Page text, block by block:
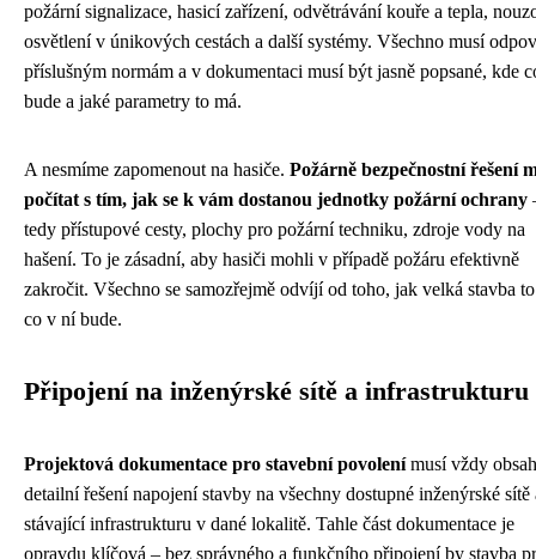
požární signalizace, hasicí zařízení, odvětrávání kouře a tepla,
osvětlení v únikových cestách a další systémy. Všechno musí
příslušným normám a v dokumentaci musí být jasně popsané, kde
bude a jaké parametry to má.
A nesmíme zapomenout na hasiče. Požárně bezpečnostní řešení
počítat s tím, jak se k vám dostanou jednotky požární ochrany
tedy přístupové cesty, plochy pro požární techniku, zdroje vody na
hašení. To je zásadní, aby hasiči mohli v případě požáru efektivně
zakročit. Všechno se samozřejmě odvíjí od toho, jak velká stavba
co v ní bude.
Připojení na inženýrské sítě a infrastrukturu
Projektová dokumentace pro stavební povolenímusí vždy
detailní řešení napojení stavby na všechny dostupné inženýrské sítě
stávající infrastrukturu v dané lokalitě. Tahle část dokumentace je
opravdu klíčová – bez správného a funkčního připojení by stavba